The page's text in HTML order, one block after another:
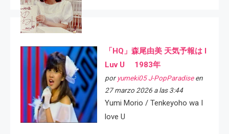
「HQ」森尾由美 天気予報は I
Luv U 1983年
por yumeki05 J-PopParadiseen
27 marzo 2026 a las 3:44
Yumi Morio / Tenkeyoho wa I
love U